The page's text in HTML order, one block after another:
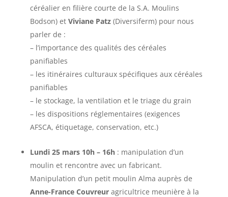
céréalier en filière courte de la S.A. Moulins
Bodson) et Viviane Patz(Diversiferm) pour nous
parler de :
– l’importance des qualités des céréales
panifiables
– les itinéraires culturaux spécifiques aux céréales
panifiables
– le stockage, la ventilation et le triage du grain
– les dispositions réglementaires (exigences
AFSCA, étiquetage, conservation, etc.)
Lundi 25 mars 10h – 16h: manipulation d’un
moulin et rencontre avec un fabricant.
Manipulation d’un petit moulin Alma auprès de
Anne-France Couvreuragricultrice meunière à la